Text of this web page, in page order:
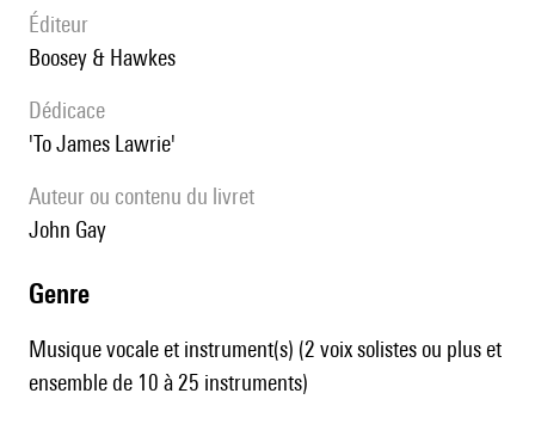
éditeur
Boosey & Hawkes
Dédicace
'To James Lawrie'
Auteur ou contenu du livret
John Gay
genre
Musique vocale et instrument(s) (2 voix solistes ou plus et
ensemble de 10 à 25 instruments)